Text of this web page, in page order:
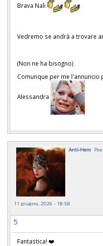
Brava Nali
Vedremo se andrà a trovare
(Non ne ha bisogno)
Comunque per me
Alessandra
Anti-Hero
11 giugno, 2026 - 18:58
5
Fantastica! ❤️